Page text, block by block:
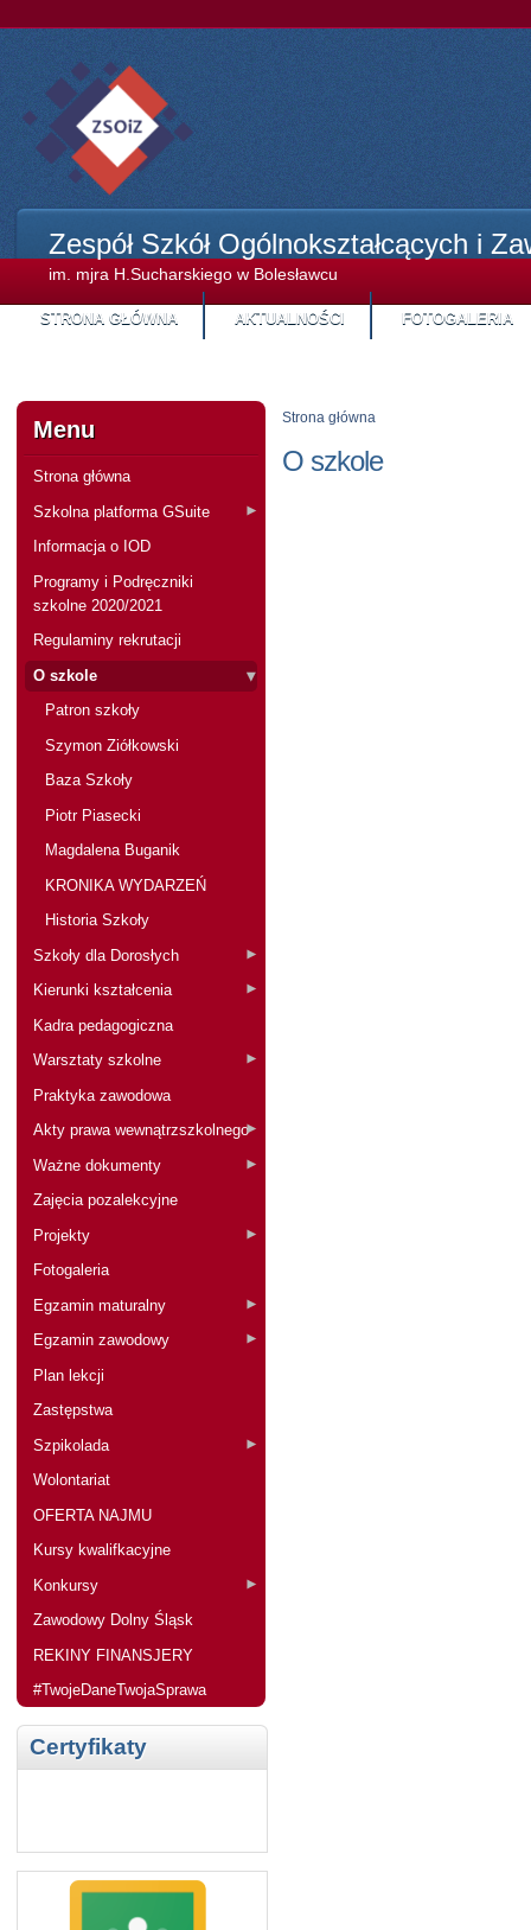
Zespół Szkół Ogólnokształcących i
im. mjra H.Sucharskiego w Bolesławcu
STRONA GŁÓWNA AKTUALNOŚCI FOTOGALERIA
Menu
Strona główna
Szkolna platforma GSuite
Informacja o IOD
Programy i Podręczniki
szkolne 2020/2021
Regulaminy rekrutacji
O szkole
Patron szkoły
Szymon Ziółkowski
Baza Szkoły
Piotr Piasecki
Magdalena Buganik
KRONIKA WYDARZEŃ
Historia Szkoły
Szkoły dla Dorosłych
Kierunki kształcenia
Kadra pedagogiczna
Warsztaty szkolne
Praktyka zawodowa
Akty prawa wewnątrzszkolnego
Ważne dokumenty
Zajęcia pozalekcyjne
Projekty
Fotogaleria
Egzamin maturalny
Egzamin zawodowy
Plan lekcji
Zastępstwa
Szpikolada
Wolontariat
OFERTA NAJMU
Kursy kwalifkacyjne
Konkursy
Zawodowy Dolny Śląsk
REKINY FINANSJERY
#TwojeDaneTwojaSprawa
Certyfikaty
Strona główna
O szkole